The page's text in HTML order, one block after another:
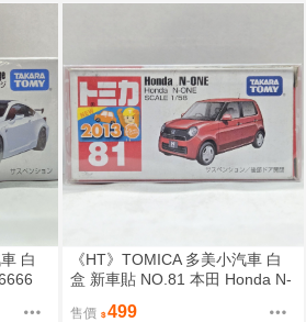
白
《HT》TOMICA 多美小汽車 白
盒 新車貼 NO.81 本田 Honda N-
售價 499